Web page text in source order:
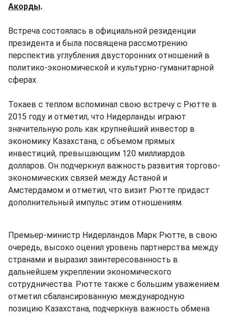
Акорды.
Встреча состоялась в официальной резиденции
президента и была посвящена рассмотрению
перспектив углубления двусторонних отношений в
политико-экономической и культурно-гуманитарной
сферах.
Токаев с теплом вспоминал свою встречу с Рютте в
2015 году и отметил, что Нидерланды играют
значительную роль как крупнейший инвестор в
экономику Казахстана, с объемом прямых
инвестиций, превышающим 120 миллиардов
долларов. Он подчеркнул важность развития торгово-
экономических связей между Астаной и
Амстердамом и отметил, что визит Рютте придаст
дополнительный импульс этим отношениям.
Премьер-министр Нидерландов Марк Рютте, в свою
очередь, высоко оценил уровень партнерства между
странами и выразил заинтересованность в
дальнейшем укреплении экономического
сотрудничества. Рютте также с большим уважением
отметил сбалансированную международную
позицию Казахстана, подчеркнув важность обмена